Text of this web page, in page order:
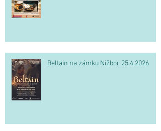
Beltain na zámku Nižbor 25.4.2026